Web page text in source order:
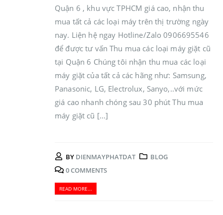
Quận 6 , khu vực TPHCM giá cao, nhận thu
mua tất cả các loại máy trên thị trường ngày
nay. Liện hệ ngay Hotline/Zalo 0906695546
để được tư vấn Thu mua các loại máy giặt cũ
tại Quận 6 Chúng tôi nhận thu mua các loại
máy giặt của tất cả các hãng như: Samsung,
Panasonic, LG, Electrolux, Sanyo,..với mức
giá cao nhanh chóng sau 30 phút Thu mua
máy giặt cũ [...]
BY DIENMAYPHATDAT
BLOG
0 COMMENTS
READ MORE...